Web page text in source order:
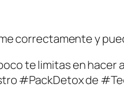
correctamente y
te limitas en hacer
#PackDetox de